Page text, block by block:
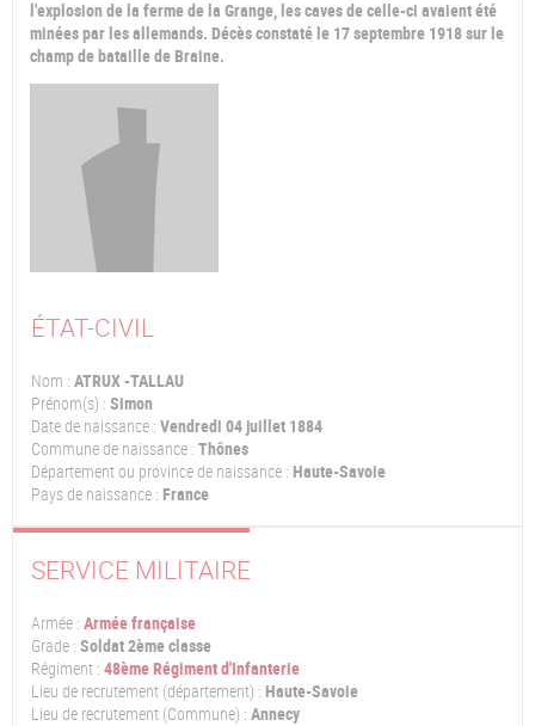
l'explosion de la ferme de la Grange, les caves de celle-ci avaient été
minées par les allemands. Décès constaté le 17 septembre 1918 sur le
champ de bataille de Braine.
ÉTAT-CIVIL
Nom : ATRUX -TALLAU
Prénom(s) : Simon
Date de naissance : Vendredi 04 juillet 1884
Commune de naissance : Thônes
Département ou province de naissance : Haute-Savoie
Pays de naissance : France
SERVICE MILITAIRE
Armée : Armée française
Grade : Soldat 2ème classe
Régiment : 48ème Régiment d'Infanterie
Lieu de recrutement (département) : Haute-Savoie
Lieu de recrutement (Commune) : Annecy